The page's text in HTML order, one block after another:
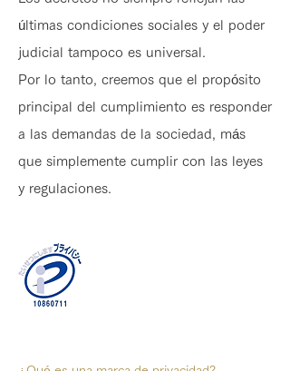
últimas condiciones sociales y el poder
judicial tampoco es universal.
Por lo tanto, creemos que el propósito
principal del cumplimiento es responder
a las demandas de la sociedad, más
que simplemente cumplir con las leyes
y regulaciones.